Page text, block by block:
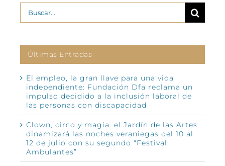
Buscar:
Últimas Entradas
El empleo, la gran llave para una vida
independiente: Fundación Dfa reclama un
impulso decidido a la inclusión laboral de
las personas con discapacidad
Clown, circo y magia: el Jardín de las Artes
dinamizará las noches veraniegas del 10 al
12 de julio con su segundo “Festival
Ambulantes”